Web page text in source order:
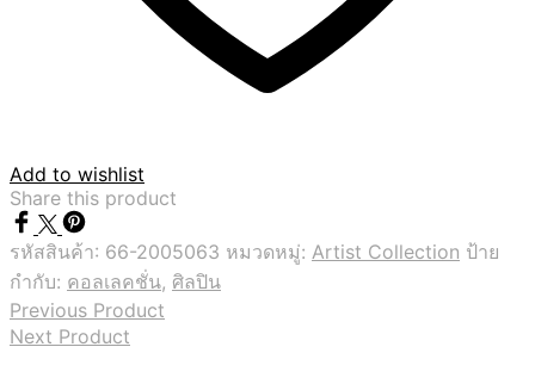
Add to wishlist
Share this product
รหัสสินค้า: 66-2005063 หมวดหมู่: Artist Collection ป้าย
กำกับ: คอลเลคชั่น, ศิลปิน
Previous Product
Next Product